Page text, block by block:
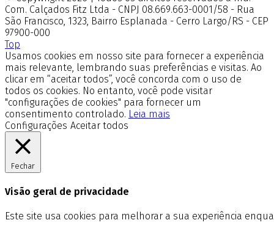
Com. Calçados Fitz Ltda - CNPJ 08.669.663-0001/58 - Rua
São Francisco, 1323, Bairro Esplanada - Cerro Largo/RS - CEP
97900-000
Top
Usamos cookies em nosso site para fornecer a experiência
mais relevante, lembrando suas preferências e visitas. Ao
clicar em “aceitar todos”, você concorda com o uso de
todos os cookies. No entanto, você pode visitar
"configurações de cookies" para fornecer um
consentimento controlado. Leia mais
Configurações Aceitar todos
Fechar
Visão geral de privacidade
Este site usa cookies para melhorar a sua experiência